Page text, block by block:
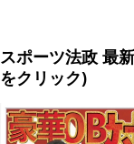
スポーツ法政 最
をクリック)